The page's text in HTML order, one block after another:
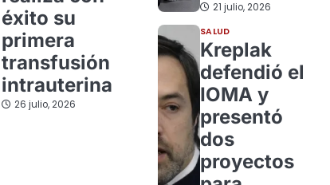
éxito su
primera
transfusión
intrauterina
26 julio, 2026
21 julio, 2026
SALUD
Kreplak
defendió el
IOMA y
presentó
dos
proyectos